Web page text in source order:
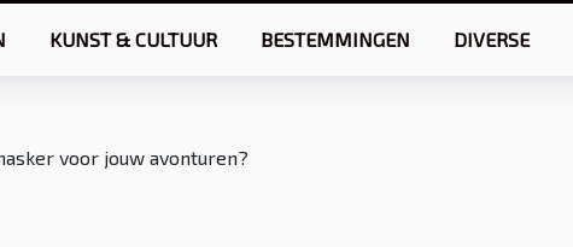
KUNST & CULTUUR BESTEMMINGEN DIVERSE
voor jouw avonturen?